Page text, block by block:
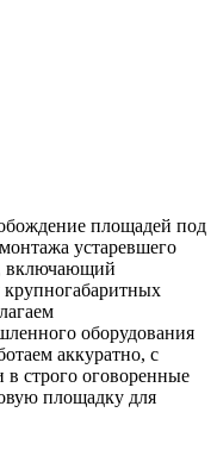
площадей под
устаревшего
включающий
оборудования
аккуратно, с
в строго оговоренные
площадку для